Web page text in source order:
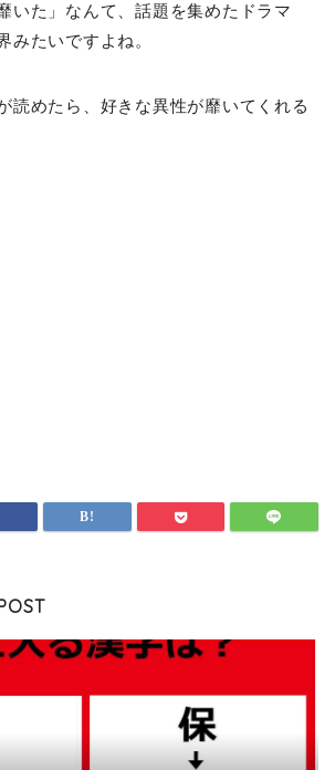
いた」なんて、話題を集めたドラマ
みたいですよね。
読めたら、好きな異性が靡いてくれる